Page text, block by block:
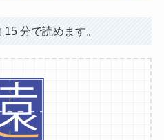
分で読めます。